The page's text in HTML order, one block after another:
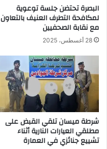
البصرة تحتضن جلسة توعوية
لمكافحة التطرف العنيف بالتعاون
مع نقابة الصحفيين
28 أغسطس، 2025
شرطة ميسان تلقي القبض على
مطلقي العيارات النارية أثناء
تشييع جنائزي في العمارة